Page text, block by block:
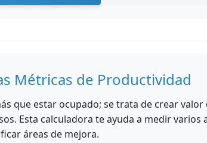
Métricas de Productividad
que estar ocupado; se trata de crear
Esta calculadora te ayuda a medir varios
áreas de mejora.